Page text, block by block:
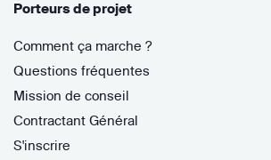
Porteurs de projet
Comment ça marche ?
Questions fréquentes
Mission de conseil
Contractant Général
S'inscrire